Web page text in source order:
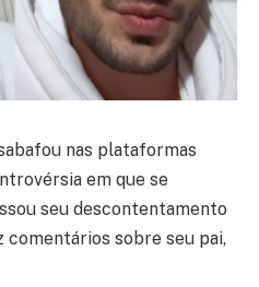
nas plataformas
em que se
seu descontentamento
comentários sobre seu pai,